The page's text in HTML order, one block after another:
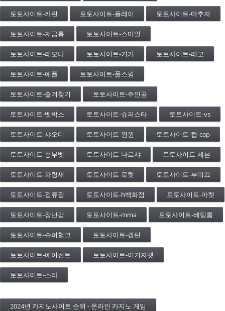
토토사이트-카린 토토사이트-플레이 토토사이트-마추자
토토사이트-저금통 토토사이트-스마일
토토사이트-레모나 토토사이트-기가 토토사이트-레고
토토사이트-애플 토토사이트-풀스윙
토토사이트-즐겨찾기 토토사이트-주인공
토토사이트-벳박스 토토사이트-슈퍼스타 토토사이트-vs
토토사이트-샤오미 토토사이트-윈윈 토토사이트-캡-cap
토토사이트-승부벳 토토사이트-나르샤 토토사이트-세븐
토토사이트-파랑새 토토사이트-로켓 토토사이트-부띠끄
토토사이트-정류장 토토사이트-h백화점 토토사이트-마켓
토토사이트-장난감 토토사이트-mma 토토사이트-베팅룸
토토사이트-슈퍼헐크 토토사이트-캡틴
토토사이트-에이전트 토토사이트-이기자벳
토토사이트-스타
2024년 카지노사이트 순위 - 온라인 카지노 게임